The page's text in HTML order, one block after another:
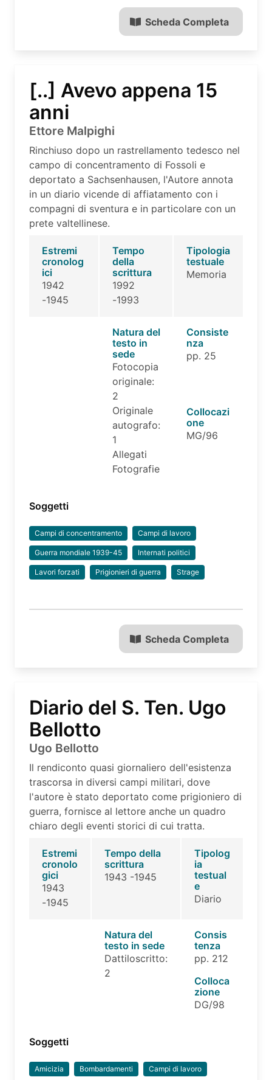
Scheda Completa
[..] Avevo appena 15
anni
Ettore Malpighi
Rinchiuso dopo un rastrellamento tedesco nel
campo di concentramento di Fossoli e
deportato a Sachsenhausen, l'Autore annota
in un diario vicende di affiatamento con i
compagni di sventura e in particolare con un
prete valtellinese.
Estremi
cronolog
ici
1942
-1945
Tempo
della
scrittura
1992
-1993
Tipologia
testuale
Memoria
Natura del
testo in
sede
Fotocopia
originale:
2
Originale
autografo:
1
Allegati
Fotografie
Consiste
nza
pp. 25
Collocazi
one
MG/96
Soggetti
Campi di concentramento Campi di lavoro
Guerra mondiale 1939-45 Internati politici
Lavori forzati Prigionieri di guerra Strage
Scheda Completa
Diario del S. Ten. Ugo
Bellotto
Ugo Bellotto
Il rendiconto quasi giornaliero dell'esistenza
trascorsa in diversi campi militari, dove
l'autore è stato deportato come prigioniero di
guerra, fornisce al lettore anche un quadro
chiaro degli eventi storici di cui tratta.
Estremi
cronolo
gici
1943
-1945
Tempo della
scrittura
1943 -1945
Tipolog
ia
testual
e
Diario
Natura del
testo in sede
Dattiloscritto:
2
Consis
tenza
pp. 212
Colloca
zione
DG/98
Soggetti
Amicizia Bombardamenti Campi di lavoro